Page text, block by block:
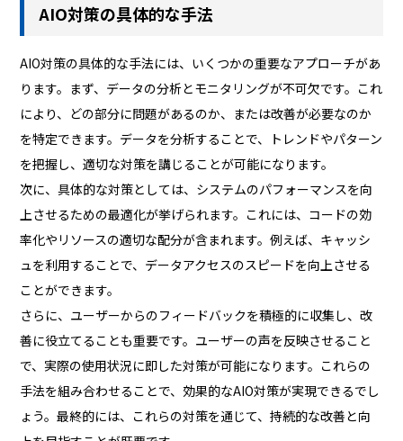
AIO対策の具体的な手法
AIO対策の具体的な手法には、いくつかの重要なアプローチがあ
ります。まず、データの分析とモニタリングが不可欠です。これ
により、どの部分に問題があるのか、または改善が必要なのか
を特定できます。データを分析することで、トレンドやパターン
を把握し、適切な対策を講じることが可能になります。
次に、具体的な対策としては、システムのパフォーマンスを向
上させるための最適化が挙げられます。これには、コードの効
率化やリソースの適切な配分が含まれます。例えば、キャッシ
ュを利用することで、データアクセスのスピードを向上させる
ことができます。
さらに、ユーザーからのフィードバックを積極的に収集し、改
善に役立てることも重要です。ユーザーの声を反映させること
で、実際の使用状況に即した対策が可能になります。これらの
手法を組み合わせることで、効果的なAIO対策が実現できるでし
ょう。最終的には、これらの対策を通じて、持続的な改善と向